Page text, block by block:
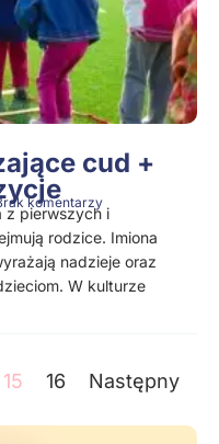
cud +
komentarzy
z pierwszych i
rodzice. Imiona
nadzieje oraz
W kulturze
15 16 Następny